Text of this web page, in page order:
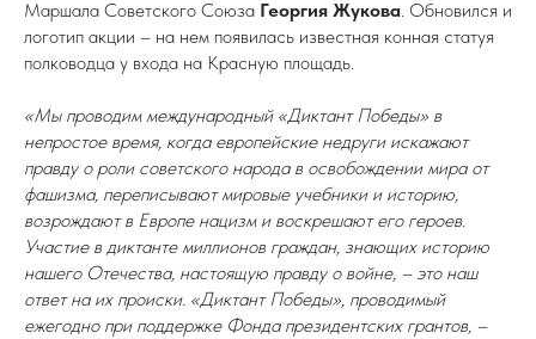
Маршала Советского Союза Георгия Жукова. Обновился и
логотип акции – на нем появилась известная конная статуя
полководца у входа на Красную площадь.
«Мы проводим международный «Диктант Победы» в
непростое время, когда европейские недруги искажают
правду о роли советского народа в освобождении мира от
фашизма, переписывают мировые учебники и историю,
возрождают в Европе нацизм и воскрешают его героев.
Участие в диктанте миллионов граждан, знающих историю
нашего Отечества, настоящую правду о войне, – это наш
ответ на их происки. «Диктант Победы», проводимый
ежегодно при поддержке Фонда президентских грантов, –